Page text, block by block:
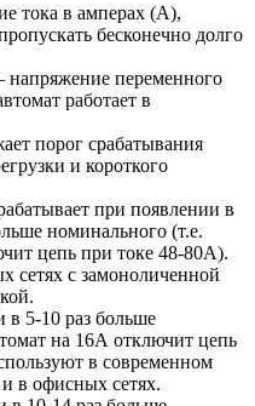
тока в амперах (А),
бесконечно долго
переменного
работает в
порог срабатывания
и короткого
при появлении в
номинального (т.е.
цепь при токе 48-80А).
сетях с замоноличенной
в 5-10 раз больше
на 16А отключит цепь
в современном
в офисных сетях.